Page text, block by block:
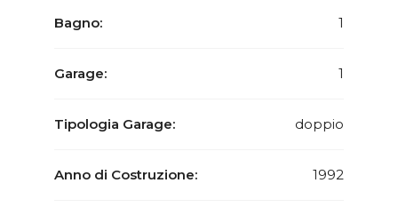
Bagno: 1
Garage: 1
Tipologia Garage: doppio
Anno di Costruzione: 1992